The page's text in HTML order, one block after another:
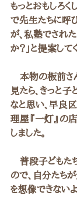
もっとおもしろく
で先生たちに呼
が、私塾でされ
か？」と提案して
本物の板前さ
見たら、きっと
なと思い、早良
理屋『一灯』の
しました。
普段子どもた
ので、自分たち
を想像できないよ